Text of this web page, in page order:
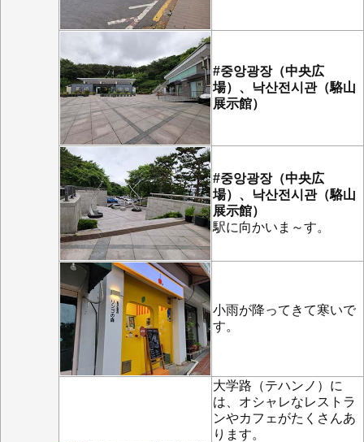
#중앙광장（中央広
場）、낙산전시관（駱山
展示館）
#중앙광장（中央広
場）、낙산전시관（駱山
展示館）
駅に向かいま～す。
小雨が降ってきて寒いで
す。
大学路（テハンノ）に
は、オシャレなレストラ
ンやカフェがたくさんあ
ります。